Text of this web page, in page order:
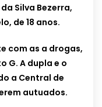
Silva Bezerra,
de 18 anos.
com as a drogas,
G. A dupla e o
a Central de
autuados.